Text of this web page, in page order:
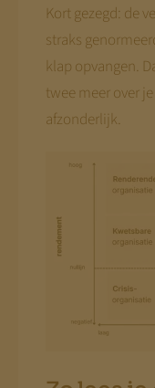
Kort gezegd: de
straks
klap opvangen.
twee meer over
afzonderlijk.